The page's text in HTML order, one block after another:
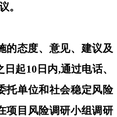
。
的态度、意见、建议及
日起10日内,通过电话、
托单位和社会稳定风险
项目风险调研小组调研